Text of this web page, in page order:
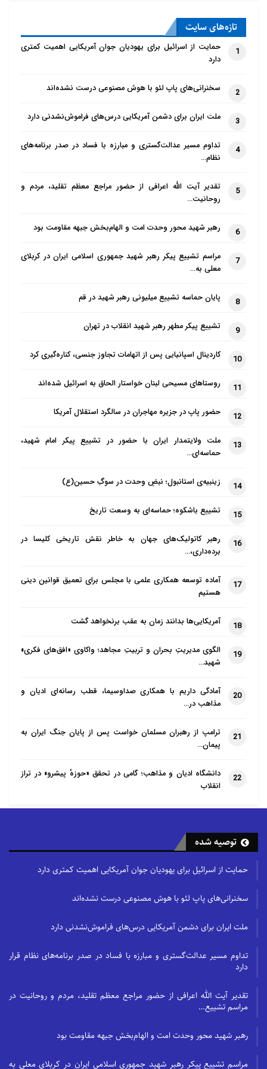
داخلی ایجاد و جامعه اسلامی در برابر
دشمنان خارجی تضعیف می‌شد و از بین
می‌رفت و از طرفی اگر ابوسفیان قدرت
می‌گرفت، اثری از اسلام باقی نمی‌گذاشت و
با امام(ع) هم مبارزه می‌کرد.عضو هیئت
تصریح کرد: امام در شرایطی که جوانی ۳۳
و ۳۴ ساله بودند با مشی درست اسلام را
حفظ کرد و اجازه ندادند امت اسلامی متفرق
عنوان ثمره غدیر عامل اتحاد مسلمین بوده
اسلامی با عدم مبارزه امام(ع) با غاصبان، به
اسلامی قطع نشد. در مسئله غدیر جهت
حدیث غدیر کسی به عنوان مولا و امام
معرفی شده که شخصیتی الهی دارد و
همین بعد الهی سبب اتحاد جامعه اسلامی
است؛ مردم دیده بودند علی(ع) کسی است
متعدد دیگری از او برای مردم ثابت شده
بود.وی افزود: البته جریان نفاق، خود
پیامبر(ص) را می‌خواستند و امام را قبول
نکردند؛ چندبار اقدام به قتل پیامبر(ص)
کردند ولی موفق نشدند و در نهایت هم
مخالفت کردند. نقل است یکی از همین
منافقان نزد پیامبر(ص) آمد و با ایشان
محاجه کرد که انتصاب علی(ع) امر الهی
فرمودند انتخاب الهی است و این فرد
و مرد. البته این روایت ذیل آیه اول سوره
وقت حاضر نبوده و نیستند حق را بپذیرند و
کردند.
سقیفه حاصل نفاق بود
محرمی اظهار کرد: سقیفه هم حاصل
منافقان مکه و مدینه بود؛ برخی در روز فتح
مکه به ظاهر مسلمان شده بودند و برخی
قبایل بدوی عرب هم با نیات مادی و مالی
حجرات فرموده است که اعراب می‌گویند ما
شما اسلام آورده‌اید و نه ایمان و ایمان در
قلب آنها رسوخ نداشت. مثلا حسان بن
علی(ع) دفاع کرده و شعر گفته و ایشان را
وصی پیامبر(ص) و عالم امت می‌داند ولی در
عثمانی شد و طلحه و زبیر هم در جمل
مقابل امام قرار گرفتند. نکته قابل ذکر این
با امام علی(ع) است ولی حاضر به
جانفشانی و حمایت و دفاع از او
تازه‌‌های سایت
1
حمایت از اسرائیل برای یهودیان جوان آمریکایی اهمیت کمتری
دارد
2 سخنرانی‌های پاپ لئو با هوش مصنوعی درست نشده‌اند
3 ملت ایران برای دشمن آمریکایی درس‌های فراموش‌نشدنی دارد
4
تداوم مسیر عدالت‌گستری و مبارزه با فساد در صدر برنامه‌های
نظام…
5
تقدیر آیت الله اعرافی از حضور مراجع معظم تقلید، مردم و
روحانیت…
6 رهبر شهید محور وحدت امت و الهام‌بخش جبهه مقاومت بود
7
مراسم تشییع پیکر رهبر شهید جمهوری اسلامی ایران در کربلای
معلی به…
8 پایان حماسه تشییع میلیونی رهبر شهید در قم
9 تشییع پیکر مطهر رهبر شهید انقلاب در تهران
10 کاردینال اسپانیایی پس از اتهامات تجاوز جنسی، کناره‌گیری کرد
11 روستاهای مسیحی لبنان خواستار الحاق به اسرائیل شده‌اند
12 حضور پاپ در جزیره مهاجران در سالگرد استقلال آمریکا
13
ملت ولایتمدار ایران با حضور در تشییع پیکر امام شهید،
حماسه‌ای…
14 زینبیه‌ی استانبول؛ نبضِ وحدت در سوگِ حسین(ع)
15 تشییع باشکوه؛ حماسه‌ای به وسعت تاریخ
16
رهبر کاتولیک‌های جهان به خاطر نقش تاریخی کلیسا در
برده‌داری،…
17
آماده توسعه همکاری علمی با مجلس برای تعمیق قوانین دینی
هستیم
18 آمریکایی‌ها بدانند زمان به عقب برنخواهد گشت
19
الگوی مدیریتِ بحران و تربیتِ مجاهد؛ واکاوی «افق‌های فکری»
شهید…
20
آمادگی داریم با همکاری صداوسیما، قطب رسانه‌ای ادیان و
مذاهب در…
21
ترامپ از رهبران مسلمان خواست پس از پایان جنگ ایران به
پیمان…
22
دانشگاه ادیان و مذاهب؛ گامی در تحقق «حوزهٔ پیشرو» در تراز
انقلاب
توصیه شده
حمایت از اسرائیل برای یهودیان جوان آمریکایی اهمیت کمتری دارد
سخنرانی‌های پاپ لئو با هوش مصنوعی درست نشده‌اند
ملت ایران برای دشمن آمریکایی درس‌های فراموش‌نشدنی دارد
تداوم مسیر عدالت‌گستری و مبارزه با فساد در صدر برنامه‌های نظام قرار
دارد
تقدیر آیت الله اعرافی از حضور مراجع معظم تقلید، مردم و روحانیت در
مراسم تشییع…
رهبر شهید محور وحدت امت و الهام‌بخش جبهه مقاومت بود
مراسم تشییع پیکر رهبر شهید جمهوری اسلامی ایران در کربلای معلی به